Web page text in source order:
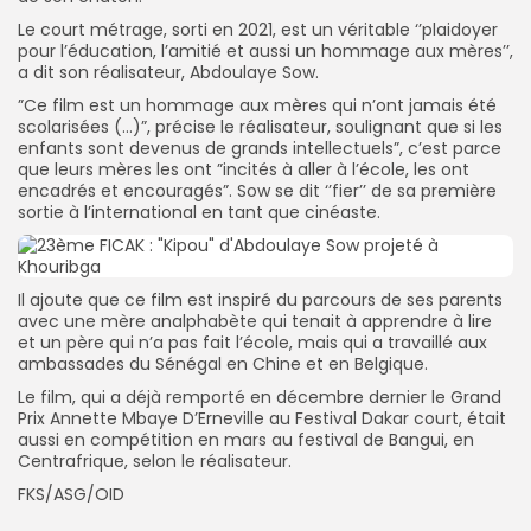
Le court métrage, sorti en 2021, est un véritable ‘’plaidoyer
pour l’éducation, l’amitié et aussi un hommage aux mères’’,
a dit son réalisateur, Abdoulaye Sow.
”Ce film est un hommage aux mères qui n’ont jamais été
scolarisées (…)”, précise le réalisateur, soulignant que si les
enfants sont devenus de grands intellectuels”, c’est parce
que leurs mères les ont ”incités à aller à l’école, les ont
encadrés et encouragés”. Sow se dit ‘’fier’’ de sa première
sortie à l’international en tant que cinéaste.
Il ajoute que ce film est inspiré du parcours de ses parents
avec une mère analphabète qui tenait à apprendre à lire
et un père qui n’a pas fait l’école, mais qui a travaillé aux
ambassades du Sénégal en Chine et en Belgique.
Le film, qui a déjà remporté en décembre dernier le Grand
Prix Annette Mbaye D’Erneville au Festival Dakar court, était
aussi en compétition en mars au festival de Bangui, en
Centrafrique, selon le réalisateur.
FKS/ASG/OID